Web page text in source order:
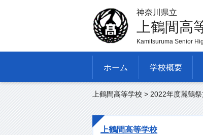
神奈川県立
上鶴間高
Kamitsuruma Senior
ホーム 学校概要
上鶴間高等学校> 2022年度麗鶴
上鶴間高等学校